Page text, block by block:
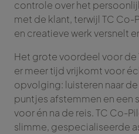
controle over het
met de klant, terwijl TC
en creatieve werk versnelt
Het grote voordeel voor de
er meer tijd vrijkomt voor
opvolging: luisteren naar
puntjes afstemmen en een
voor én na de reis. TC Co-
slimme, gespecialiseerde